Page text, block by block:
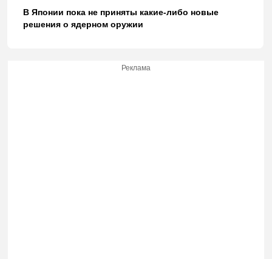
В Японии пока не приняты какие-либо новые
решения о ядерном оружии
Реклама